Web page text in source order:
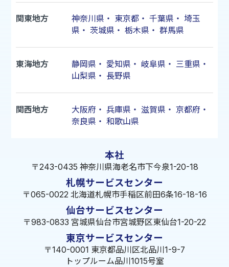
関東地方 神奈川県 ・ 東京都・ 千葉県 ・ 埼玉
県 ・ 茨城県 ・ 栃木県 ・ 群馬県
東海地方 静岡県 ・ 愛知県 ・ 岐阜県 ・ 三重県 ・
山梨県 ・ 長野県
関西地方 大阪府 ・ 兵庫県 ・ 滋賀県 ・ 京都府 ・
奈良県 ・ 和歌山県
本社
〒243-0435 神奈川県海老名市下今泉1-20-18
札幌サービスセンター
〒065-0022 北海道札幌市手稲区前田6条16-18-16
仙台サービスセンター
〒983-0833 宮城県仙台市宮城野区東仙台1-20-22
東京サービスセンター
〒140-0001 東京都品川区北品川1-9-7
トップルーム品川1015号室